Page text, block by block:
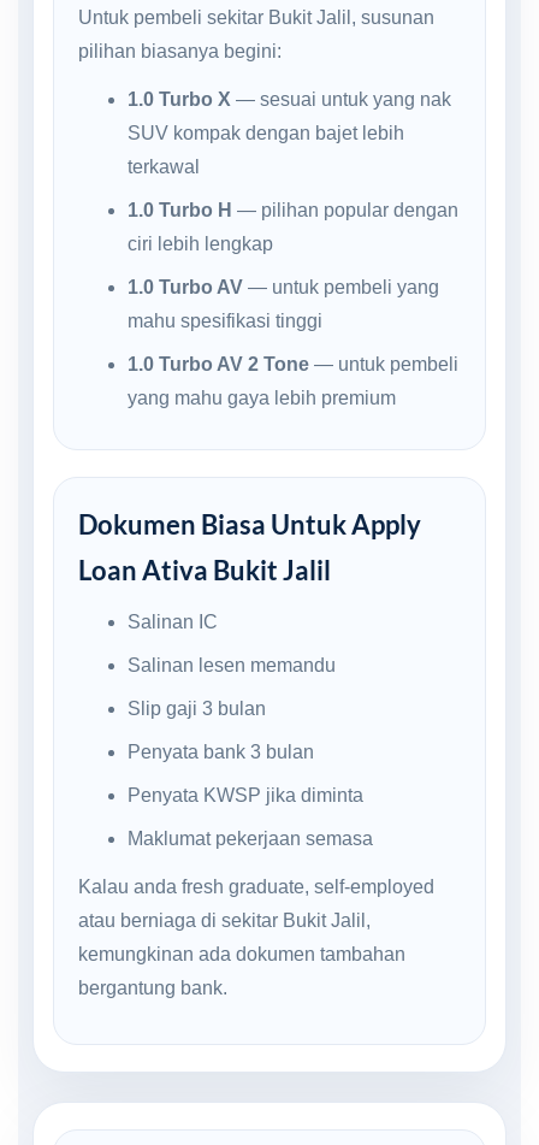
Untuk pembeli sekitar Bukit Jalil, susunan
pilihan biasanya begini:
1.0 Turbo X — sesuai untuk yang nak
SUV kompak dengan bajet lebih
terkawal
1.0 Turbo H — pilihan popular dengan
ciri lebih lengkap
1.0 Turbo AV— untuk pembeli yang
mahu spesifikasi tinggi
1.0 Turbo AV 2 Tone— untuk pembeli
yang mahu gaya lebih premium
Dokumen Biasa Untuk Apply
Loan Ativa Bukit Jalil
Salinan IC
Salinan lesen memandu
Slip gaji 3 bulan
Penyata bank 3 bulan
Penyata KWSP jika diminta
Maklumat pekerjaan semasa
Kalau anda fresh graduate, self-employed
atau berniaga di sekitar Bukit Jalil,
kemungkinan ada dokumen tambahan
bergantung bank.